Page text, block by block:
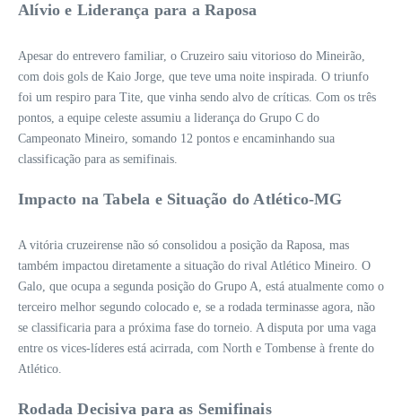
Alívio e Liderança para a Raposa
Apesar do entrevero familiar, o Cruzeiro saiu vitorioso do Mineirão,
com dois gols de Kaio Jorge, que teve uma noite inspirada. O triunfo
foi um respiro para Tite, que vinha sendo alvo de críticas. Com os três
pontos, a equipe celeste assumiu a liderança do Grupo C do
Campeonato Mineiro, somando 12 pontos e encaminhando sua
classificação para as semifinais.
Impacto na Tabela e Situação do Atlético-MG
A vitória cruzeirense não só consolidou a posição da Raposa, mas
também impactou diretamente a situação do rival Atlético Mineiro. O
Galo, que ocupa a segunda posição do Grupo A, está atualmente como o
terceiro melhor segundo colocado e, se a rodada terminasse agora, não
se classificaria para a próxima fase do torneio. A disputa por uma vaga
entre os vices-líderes está acirrada, com North e Tombense à frente do
Atlético.
Rodada Decisiva para as Semifinais